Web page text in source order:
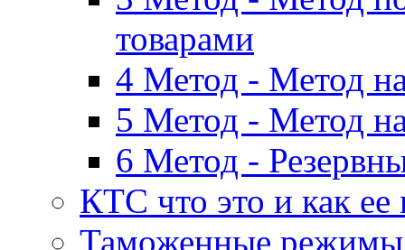
товарами
4 Метод - Метод
5 Метод - Метод
6 Метод -
КТС что это и как ее
Таможенные режимы